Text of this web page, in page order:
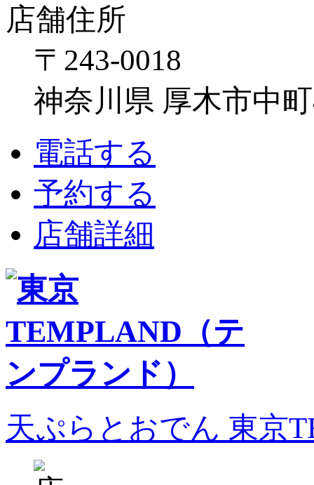
店舗住所
〒243-0018
神奈川県 厚木市中
電話する
予約する
店舗詳細
天ぷらとおでん 東京